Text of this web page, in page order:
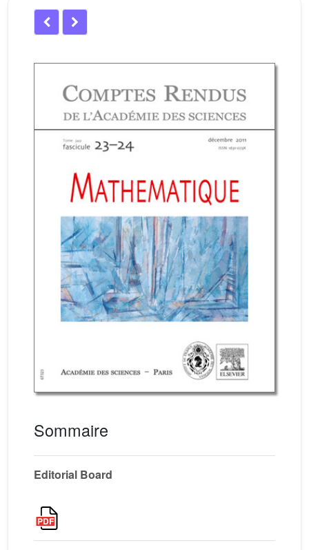
Sommaire
Editorial Board